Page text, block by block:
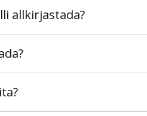
allkirjastada?